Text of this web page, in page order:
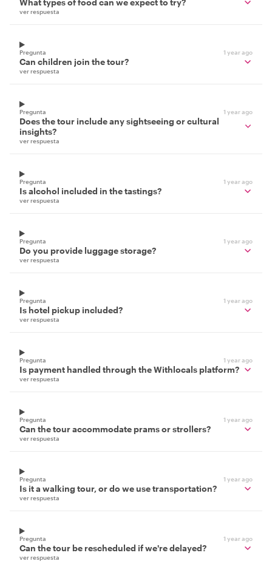
What types of food can we expect to try?
ver respuesta
Pregunta 1 year ago
Can children join the tour?
ver respuesta
Pregunta 1 year ago
Does the tour include any sightseeing or cultural
insights?
ver respuesta
Pregunta 1 year ago
Is alcohol included in the tastings?
ver respuesta
Pregunta 1 year ago
Do you provide luggage storage?
ver respuesta
Pregunta 1 year ago
Is hotel pickup included?
ver respuesta
Pregunta 1 year ago
Is payment handled through the Withlocals platform?
ver respuesta
Pregunta 1 year ago
Can the tour accommodate prams or strollers?
ver respuesta
Pregunta 1 year ago
Is it a walking tour, or do we use transportation?
ver respuesta
Pregunta 1 year ago
Can the tour be rescheduled if we're delayed?
ver respuesta